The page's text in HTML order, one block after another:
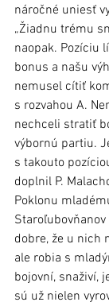
náročné uniesť
„Žiadnu trému
naopak. Pozíciu
bonus a našu
nemusel cítiť
s rozvahou A.
nechceli stratiť
výbornú partiu.
s takouto
doplnil P.
Poklonu
dobre, že u
ale robia s
bojovní, snaživí,
sú už nielen